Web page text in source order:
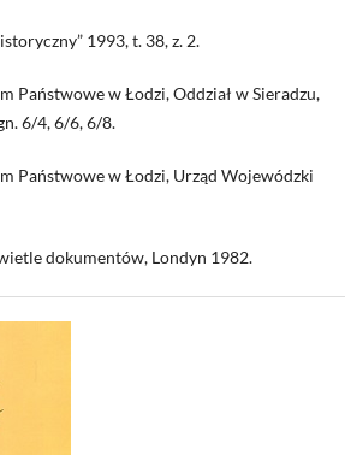
1993, t. 38, z. 2.
Państwowe w Łodzi, Oddział w Sieradzu,
6/4, 6/6, 6/8.
Państwowe w Łodzi, Urząd Wojewódzki
dokumentów, Londyn 1982.